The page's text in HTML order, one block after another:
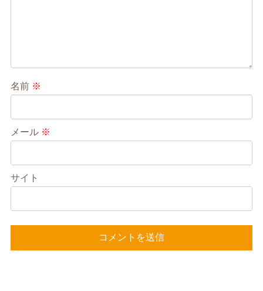
名前 ※
メール ※
サイト